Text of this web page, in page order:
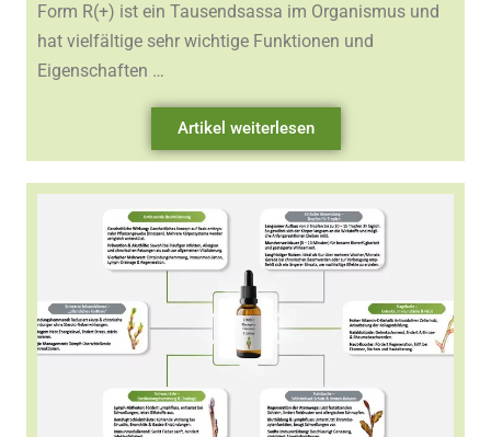
Form R(+) ist ein Tausendsassa im Organismus und
hat vielfältige sehr wichtige Funktionen und
Eigenschaften …
Artikel weiterlesen